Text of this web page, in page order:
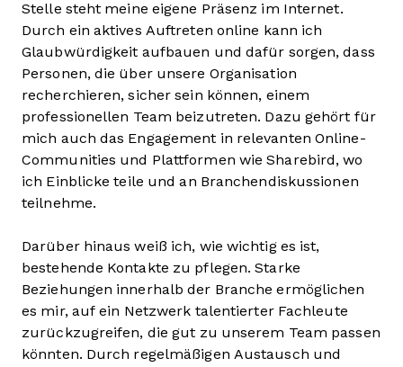
Stelle steht meine eigene Präsenz im Internet.
Durch ein aktives Auftreten online kann ich
Glaubwürdigkeit aufbauen und dafür sorgen, dass
Personen, die über unsere Organisation
recherchieren, sicher sein können, einem
professionellen Team beizutreten. Dazu gehört für
mich auch das Engagement in relevanten Online-
Communities und Plattformen wie Sharebird, wo
ich Einblicke teile und an Branchendiskussionen
teilnehme.
Darüber hinaus weiß ich, wie wichtig es ist,
bestehende Kontakte zu pflegen. Starke
Beziehungen innerhalb der Branche ermöglichen
es mir, auf ein Netzwerk talentierter Fachleute
zurückzugreifen, die gut zu unserem Team passen
könnten. Durch regelmäßigen Austausch und